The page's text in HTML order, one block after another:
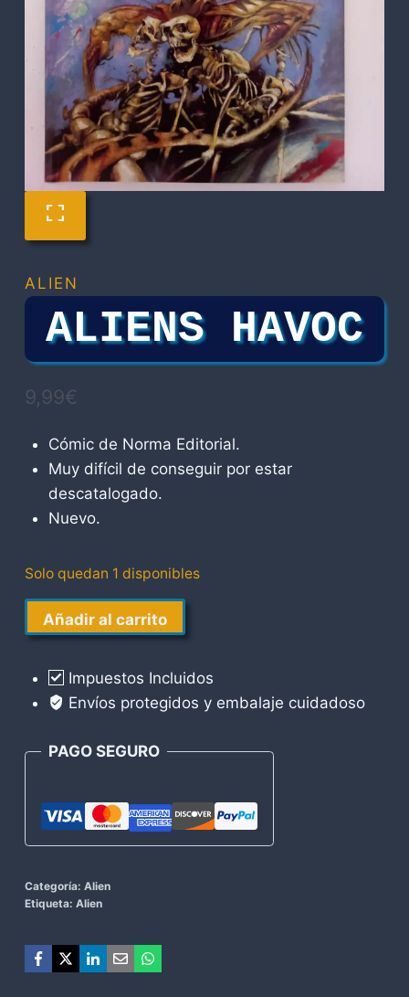
ALIEN
ALIENS HAVOC
9,99€
Cómic de Norma Editorial.
Muy difícil de conseguir por estar
descatalogado.
Nuevo.
Solo quedan 1 disponibles
Aliens
Havoc
Añadir al carrito
Impuestos Incluidos
Envíos protegidos y embalaje cuidadoso
PAGO SEGURO
Categoría: Alien
Etiqueta: Alien